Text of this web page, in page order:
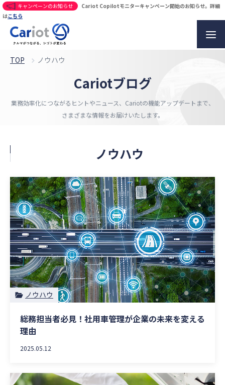
キャンペーンのお知らせ
Cariot Copilotモニターキャンペーン開始のお知らせ。詳細
はこちら
TOP ノウハウ
Cariotブログ
業務効率化につながるヒントやニュース、 Cariotの機能アップデートまで、
さまざまな情報をお届けいたします。
ノウハウ
ノウハウ
総務担当者必見！社用車管理が企業の未来を変える
理由
2025.05.12